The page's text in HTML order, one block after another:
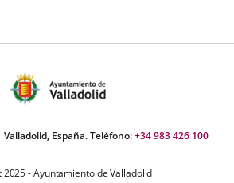
Valladolid, España. Teléfono:+34 983 426 100
2025 - Ayuntamiento de Valladolid